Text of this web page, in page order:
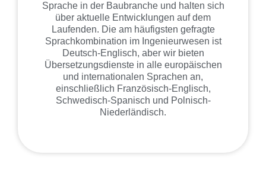
Sprache in der Baubranche und halten sich
über aktuelle Entwicklungen auf dem
Laufenden. Die am häufigsten gefragte
Sprachkombination im Ingenieurwesen ist
Deutsch-Englisch, aber wir bieten
Übersetzungsdienste in alle europäischen
und internationalen Sprachen an,
einschließlich Französisch-Englisch,
Schwedisch-Spanisch und Polnisch-
Niederländisch.